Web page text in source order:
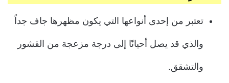
تعتبر من إحدى أنواعها التي يكون مظهرها جاف جداً
والذي قد يصل أحيانًا إلى درجة مزعجة من القشور
والتشقق.